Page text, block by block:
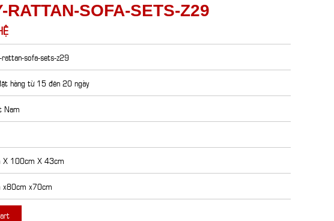
RATTAN-SOFA-SETS-Z29
rattan-sofa-sets-z29
hàng từ 15 đên 20 ngày
Nam
X 100cm X 43cm
x80cm x70cm